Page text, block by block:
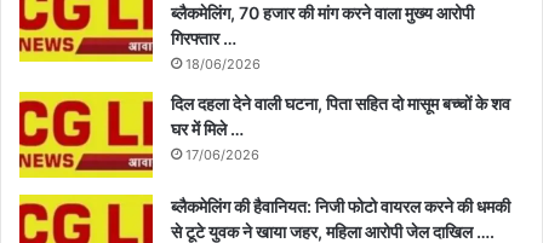
ब्लैकमेलिंग, 70 हजार की मांग करने वाला मुख्य आरोपी
गिरफ्तार …
18/06/2026
दिल दहला देने वाली घटना, पिता सहित दो मासूम बच्चों के शव
घर में मिले …
17/06/2026
ब्लैकमेलिंग की हैवानियत: निजी फोटो वायरल करने की धमकी
से टूटे युवक ने खाया जहर, महिला आरोपी जेल दाखिल ….